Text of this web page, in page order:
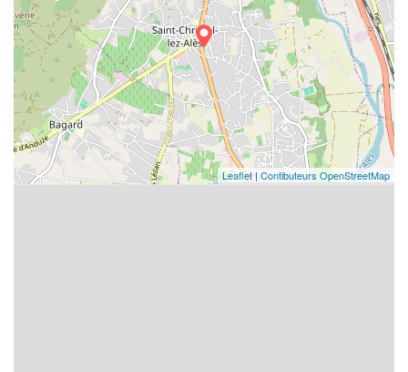
Leaflet | Contibuteurs OpenStreetMap